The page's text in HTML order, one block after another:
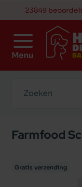
23849
Menu
Farmfood
Gratis verzending